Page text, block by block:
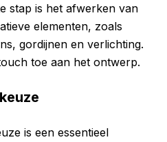
stap is het afwerken van
elementen, zoals
gordijnen en verlichting.
toe aan het ontwerp.
is een essentieel